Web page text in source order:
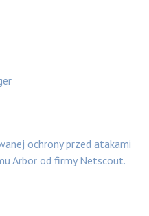
ochrony przed atakami
Arbor od firmy Netscout.